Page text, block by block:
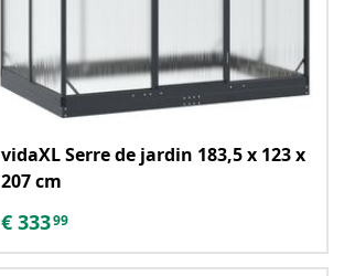
vidaXL Serre de jardin 183,5 x 123 x
207 cm
€ 33399